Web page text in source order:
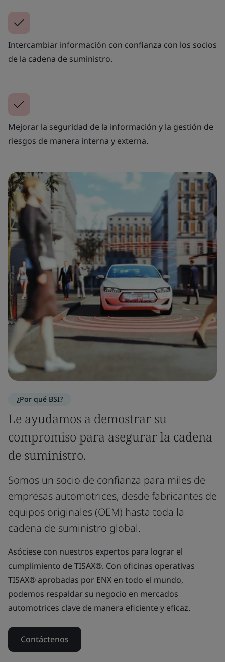
Intercambiar información con confianza con los socios
de la cadena de suministro.
Mejorar la seguridad de la información y la gestión de
riesgos de manera interna y externa.
¿Por qué BSI?
Le ayudamos a demostrar su
compromiso para asegurar la cadena
de suministro.
Somos un socio de confianza para miles de
empresas automotrices, desde fabricantes de
equipos originales (OEM) hasta toda la
cadena de suministro global.
Asóciese con nuestros expertos para lograr el
cumplimiento de TISAX®. Con oficinas operativas
TISAX® aprobadas por ENX en todo el mundo,
podemos respaldar su negocio en mercados
automotrices clave de manera eficiente y eficaz.
Contáctenos